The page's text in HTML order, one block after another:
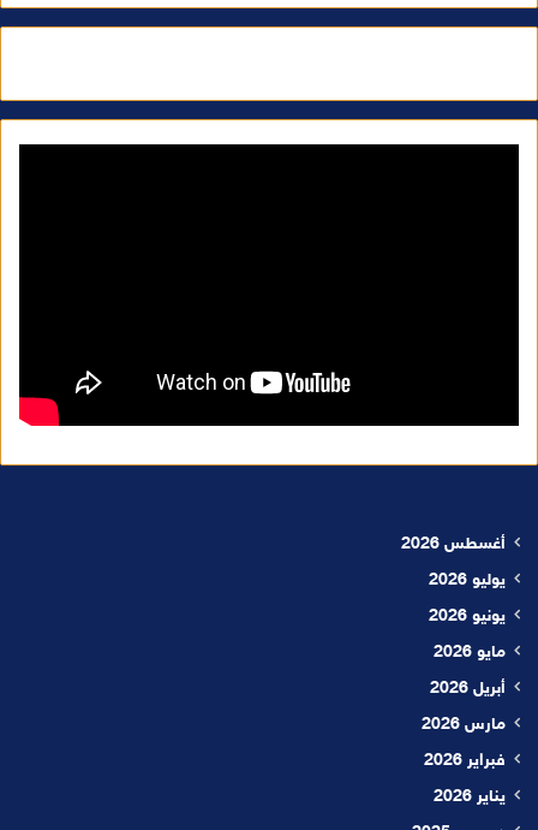
أغسطس 2026
يوليو 2026
يونيو 2026
مايو 2026
أبريل 2026
مارس 2026
فبراير 2026
يناير 2026